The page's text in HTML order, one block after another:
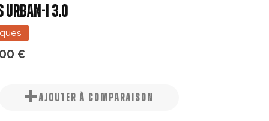
URBAN-I 3.0
€
AJOUTER À COMPARAISON